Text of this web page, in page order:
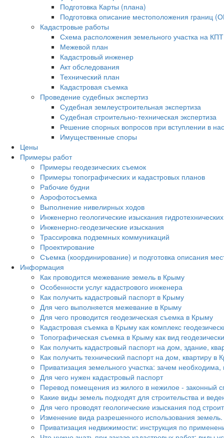
Подготовка Карты (плана)
Подготовка описание местоположения границ
Кадастровые работы
Схема расположения земельного участка на КПТ
Межевой план
Кадастровый инженер
Акт обследования
Технический план
Кадастровая съемка
Проведение судебных экспертиз
Судебная землеустроительная экспертиза
Судебная строительно-техническая экспертиза
Решение спорных вопросов при вступлении в
Имущественные споры
Цены
Примеры работ
Примеры геодезических съемок
Примеры топографических и кадастровых планов
Рабочие будни
Аэрофотосъемка
Выполнение нивелирных ходов
Инженерно геологические изыскания
Инженерно-геодезические изыскания
Трассировка подземных коммуникаций
Проектирование
Съемка (координирование) и подготовка описания
Информация
Как проводится межевание земель в Крыму
Особенности услуг кадастрового инженера
Как получить кадастровый паспорт в Крыму
Для чего выполняется межевание в Крыму
Для чего проводится геодезическая съемка в Крыму
Кадастровая съемка в Крыму как комплекс
Топографическая съемка в Крыму как вид
Как получить кадастровый паспорт на дом, здание,
Как получить технический паспорт на дом, квартиру в
Приватизация земельного участка: зачем
Для чего нужен кадастровый паспорт
Перевод помещения из жилого в нежилое - законный
Какие виды земель подходят для строительства и
Для чего проводят геологические изыскания под
Изменение вида разрешенного использования
Приватизация недвижимости: инструкция по